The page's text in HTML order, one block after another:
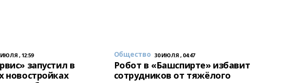
ИЮЛЯ , 12:59
запустил в
новостройках
Общество 30 ИЮЛЯ , 04:47
Робот в «Башспирте» избавит
сотрудников от тяжёлого